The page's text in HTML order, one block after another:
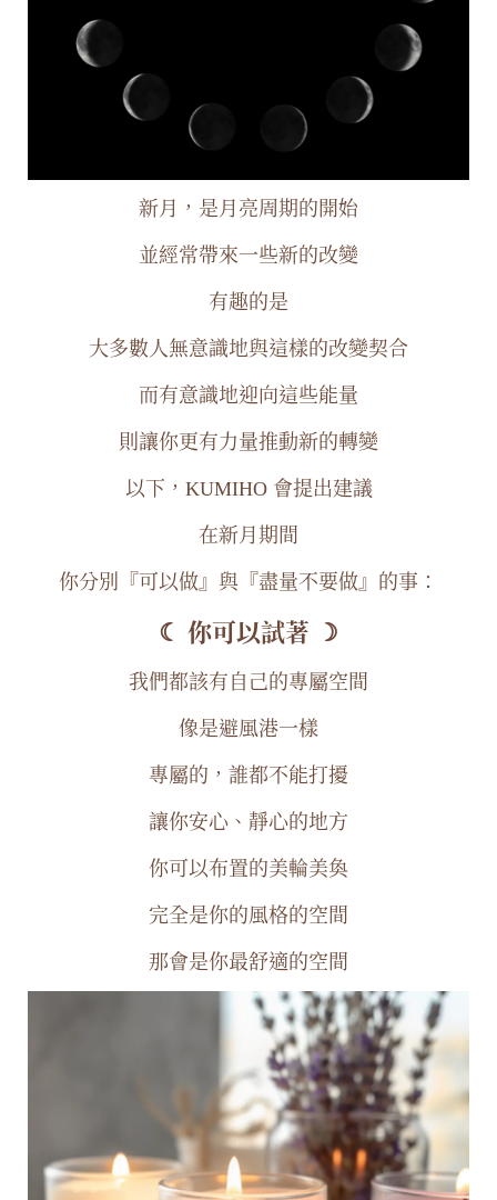
新月，是月亮周期的開始
並經常帶來一些新的改變
有趣的是
大多數人無意識地與這樣的改變契合
而有意識地迎向這些能量
則讓你更有力量推動新的轉變
以下，KUMIHO 會提出建議
在新月期間
你分別『可以做』與『盡量不要做』的事：
☾ 你可以試著 ☽
我們都該有自己的專屬空間
像是避風港一樣
專屬的，誰都不能打擾
讓你安心、靜心的地方
你可以布置的美輪美奐
完全是你的風格的空間
那會是你最舒適的空間